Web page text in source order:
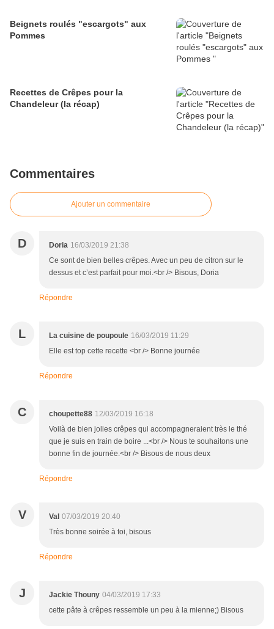
Beignets roulés "escargots" aux
Pommes
Recettes de Crêpes pour la
Chandeleur (la récap)
Commentaires
Ajouter un commentaire
D Doria 16/03/2019 21:38
Ce sont de bien belles crêpes. Avec un peu de citron sur le
dessus et c’est parfait pour moi.<br /> Bisous, Doria
Répondre
L La cuisine de poupoule 16/03/2019 11:29
Elle est top cette recette <br /> Bonne journée
Répondre
C choupette88 12/03/2019 16:18
Voilà de bien jolies crêpes qui accompagneraient très le thé
que je suis en train de boire ...<br /> Nous te souhaitons une
bonne fin de journée.<br /> Bisous de nous deux
Répondre
V Val 07/03/2019 20:40
Très bonne soirée à toi, bisous
Répondre
J Jackie Thouny 04/03/2019 17:33
cette pâte à crêpes ressemble un peu à la mienne;) Bisous